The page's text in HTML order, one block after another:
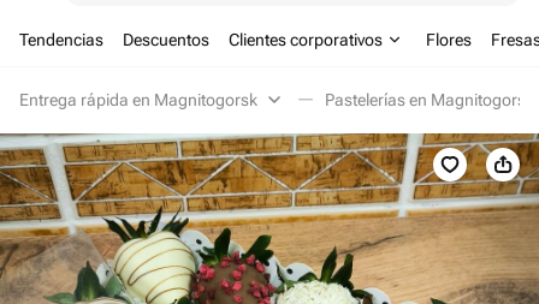
Tendencias Descuentos Clientes corporativos Flores
Entrega rápida en Magnitogorsk Pastelerías en Magnitogorsk